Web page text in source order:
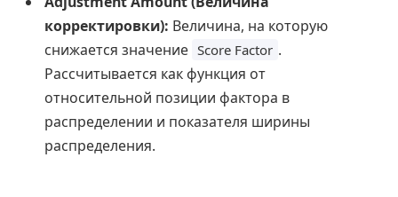
корректировки): Величина, на которую
снижается значение Score Factor .
Рассчитывается как функция от
относительной позиции фактора в
распределении и показателя ширины
распределения.